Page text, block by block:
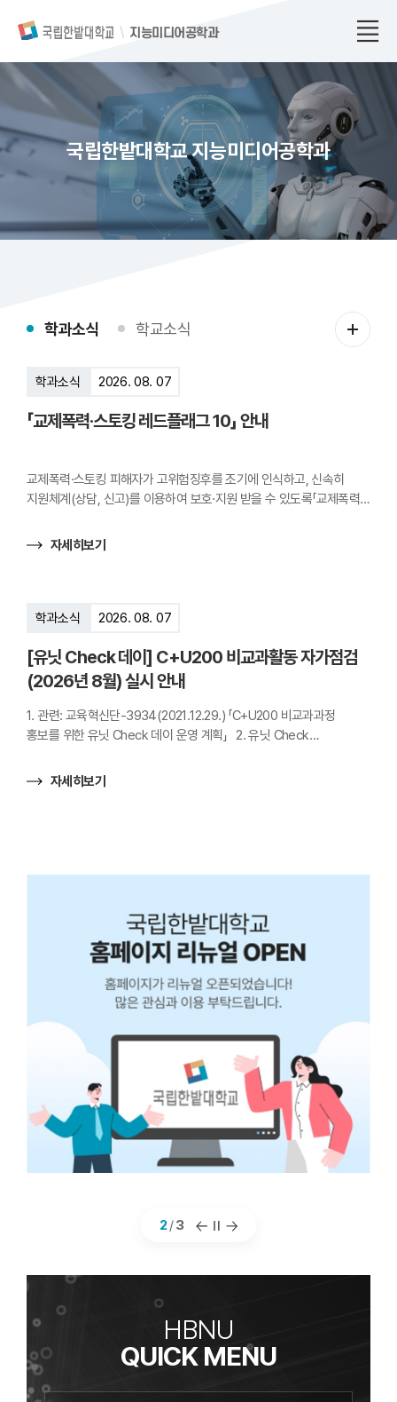
지능미디어공학과
국립한밭대학교 지능미디어공학과
학과소식
학과소식 2026. 08. 07
「교제폭력·스토킹 레드플래그 10」 안내
교제폭력·스토킹 피해자가 고위험징후를 조기에 인식하고, 신속히
지원체계(상담, 신고)를 이용하여 보호·지원 받을 수 있도록「교제폭력·
교제폭력·스토킹 고위험 징후(10가지)와 보호조치 안내 ※ 10가지
자세히보기
학과소식 2026. 08. 07
[유닛 Check 데이] C+U200 비교과활동 자가점검
(2026년 8월) 실시 안내
1. 관련: 교육혁신단-3934(2021.12.29.) 「C+U200 비교과과정
홍보를 위한 유닛 Check 데이 운영 계획」 2. 유닛 Check
실시하오니, 각 학과에서는 학생들이 적극 참여할 수 있도록
자가 점검’ 라. 참여혜택: 1Unit 부여 (대학행사 1년 한도: 10Unit)
자세히보기
학
과
학교소식
2/3
팝
슬
이
드
이
팝
슬
이
드
정
팝
슬
이
드
다
HBNU
QUICK MENU